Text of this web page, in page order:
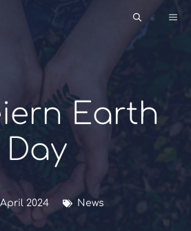
Earth
Day
April 2024 News